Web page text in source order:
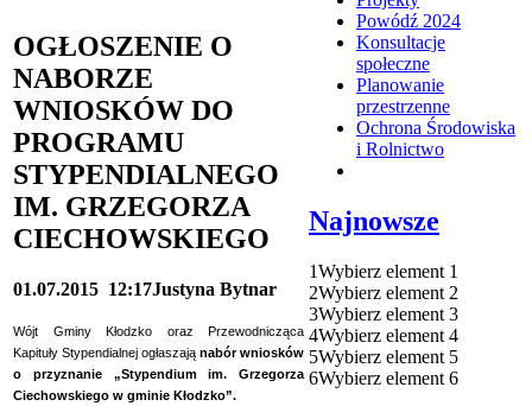
OGŁOSZENIE O
NABORZE
WNIOSKÓW DO
PROGRAMU
STYPENDIALNEGO
IM. GRZEGORZA
CIECHOWSKIEGO
01.07.2015 12:17Justyna Bytnar
Wójt Gminy Kłodzko oraz Przewodnicząca
Kapituły Stypendialnej ogłaszają nabór wniosków
o przyznanie „Stypendium im. Grzegorza
Ciechowskiego w gminie Kłodzko”.
Powódź 2024
Konsultacje
społeczne
Planowanie
przestrzenne
Ochrona Środowiska
i Rolnictwo
Najnowsze
1Wybierz element 1
2Wybierz element 2
3Wybierz element 3
4Wybierz element 4
5Wybierz element 5
6Wybierz element 6